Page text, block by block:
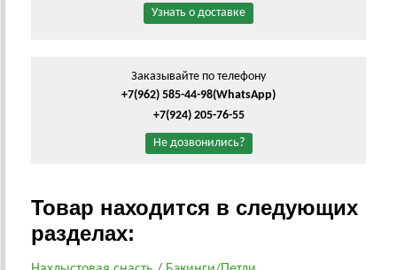
Узнать о доставке
Заказывайте по телефону
+7(962) 585-44-98(WhatsApp)
+7(924) 205-76-55
Не дозвонились?
Товар находится в следующих
разделах: